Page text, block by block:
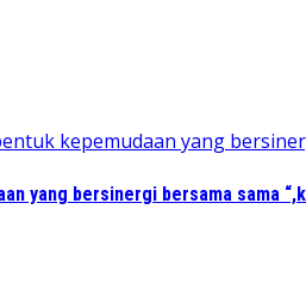
yang bersinergi bersama sama